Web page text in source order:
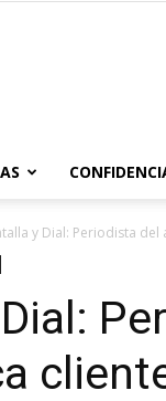
y Dial: Periodista del